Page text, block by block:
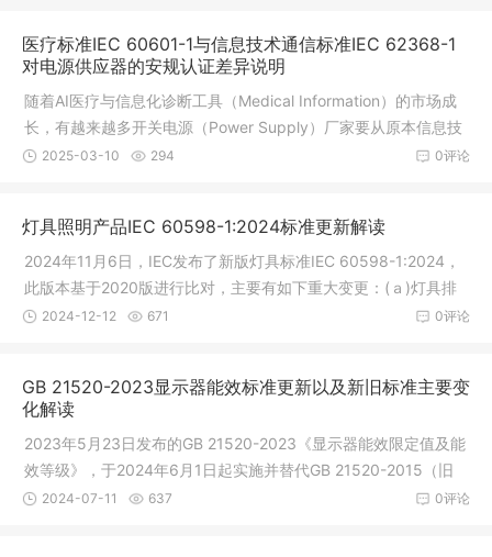
医疗标准IEC 60601-1与信息技术通信标准IEC 62368-1
对电源供应器的安规认证差异说明
随着AI医疗与信息化诊断工具（Medical Information）的市场成
长，有越来越多开关电源（Power Supply）厂家要从原本信息技
术产业（Information Technology），跨入医疗设备产业（Medic
0评论
2025-03-10 294
灯具照明产品IEC 60598-1:2024标准更新解读
2024年11月6日，IEC发布了新版灯具标准IEC 60598-1:2024，
此版本基于2020版进行比对，主要有如下重大变更：(ａ)灯具排
版结构明显修改，标记章节将对应符号直接放在对应条款下方，
0评论
2024-12-12 671
GB 21520-2023显示器能效标准更新以及新旧标准主要变
化解读
2023年5月23日发布的GB 21520-2023《显示器能效限定值及能
效等级》，于2024年6月1日起实施并替代GB 21520-2015（旧
版标准）。同时中国质量认证中心（英文缩写CQC）对涉及此标
0评论
2024-07-11 637